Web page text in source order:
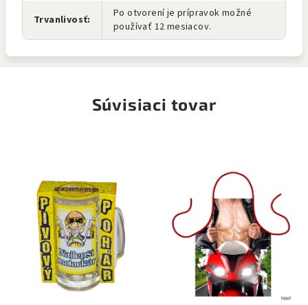
Trvanlivosť:
Po otvorení je prípravok možné
používať 12 mesiacov.
Súvisiaci tovar